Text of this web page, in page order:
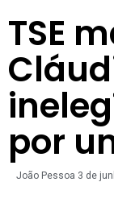
TSE
por
João Pessoa 3 de